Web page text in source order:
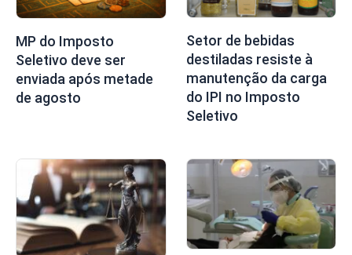
MP do Imposto
Seletivo deve ser
enviada após metade
de agosto
Setor de bebidas
destiladas resiste à
manutenção da carga
do IPI no Imposto
Seletivo